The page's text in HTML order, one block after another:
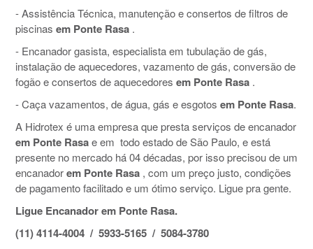
- Assistência Técnica, manutenção e consertos de filtros de
piscinas em Ponte Rasa .
- Encanador gasista, especialista em tubulação de gás,
instalação de aquecedores, vazamento de gás, conversão de
fogão e consertos de aquecedores em Ponte Rasa .
- Caça vazamentos, de água, gás e esgotos em Ponte Rasa.
A Hidrotex é uma empresa que presta serviços de encanador
em Ponte Rasae em todo estado de São Paulo, e está
presente no mercado há 04 décadas, por isso precisou de um
encanadorem Ponte Rasa , com um preço justo, condições
de pagamento facilitado e um ótimo serviço. Ligue pra gente.
Ligue Encanador em Ponte Rasa.
(11) 4114-4004 / 5933-5165 / 5084-3780